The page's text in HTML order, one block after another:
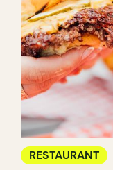
RESTAURANT